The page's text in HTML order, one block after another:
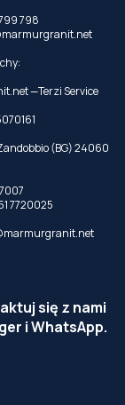
798
—Terzi Service
(BG) 24060
7720025
się z nami
i WhatsApp.